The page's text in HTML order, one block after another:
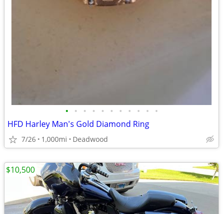
• • • • • • • • • • •
HFD Harley Man's Gold Diamond Ring
7/26 1,000mi Deadwood
$10,500